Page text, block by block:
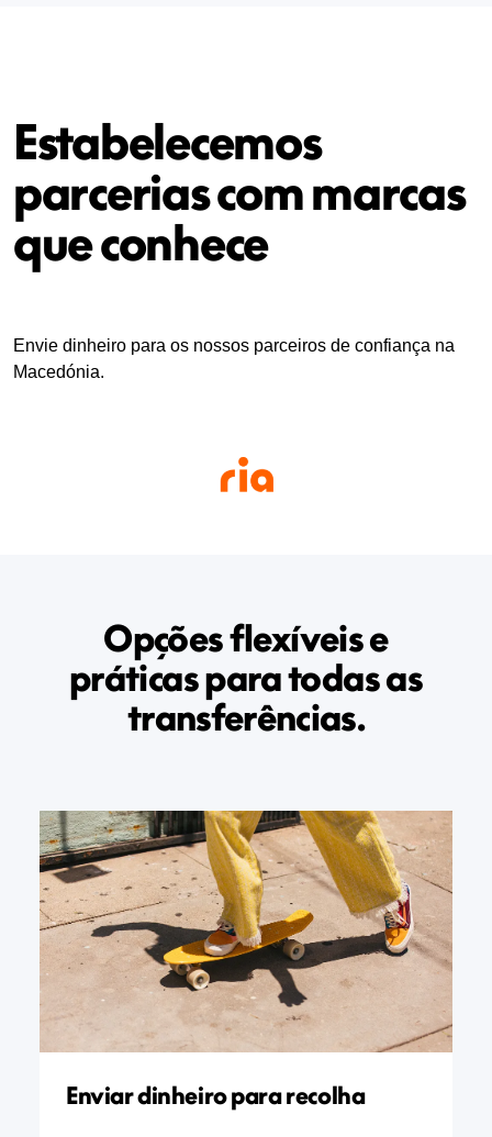
Estabelecemos
parcerias com marcas
que conhece
Envie dinheiro para os nossos parceiros de confiança na
Macedónia.
Opções flexíveis e
práticas para todas as
transferências.
Enviar dinheiro para recolha